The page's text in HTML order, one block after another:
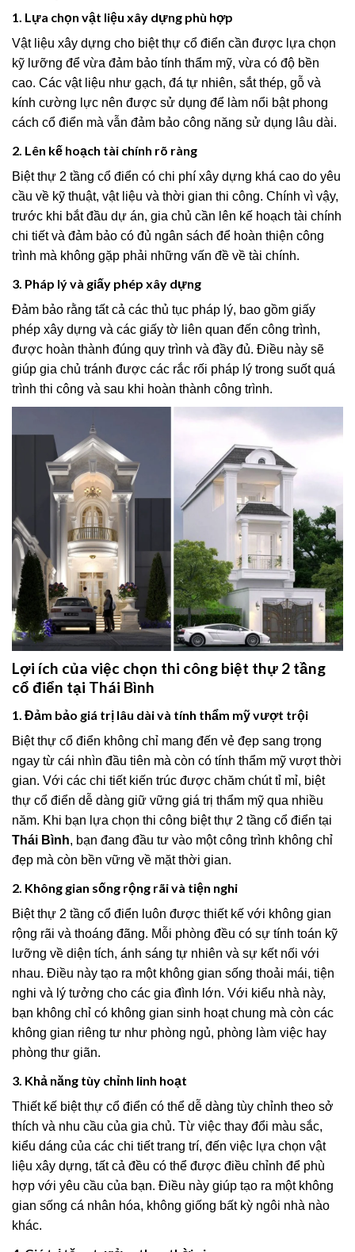
1. Lựa chọn vật liệu xây dựng phù hợp
Vật liệu xây dựng cho biệt thự cổ điển cần được lựa chọn
kỹ lưỡng để vừa đảm bảo tính thẩm mỹ, vừa có độ bền
cao. Các vật liệu như gạch, đá tự nhiên, sắt thép, gỗ và
kính cường lực nên được sử dụng để làm nổi bật phong
cách cổ điển mà vẫn đảm bảo công năng sử dụng lâu dài.
2. Lên kế hoạch tài chính rõ ràng
Biệt thự 2 tầng cổ điển có chi phí xây dựng khá cao do yêu
cầu về kỹ thuật, vật liệu và thời gian thi công. Chính vì vậy,
trước khi bắt đầu dự án, gia chủ cần lên kế hoạch tài chính
chi tiết và đảm bảo có đủ ngân sách để hoàn thiện công
trình mà không gặp phải những vấn đề về tài chính.
3. Pháp lý và giấy phép xây dựng
Đảm bảo rằng tất cả các thủ tục pháp lý, bao gồm giấy
phép xây dựng và các giấy tờ liên quan đến công trình,
được hoàn thành đúng quy trình và đầy đủ. Điều này sẽ
giúp gia chủ tránh được các rắc rối pháp lý trong suốt quá
trình thi công và sau khi hoàn thành công trình.
Lợi ích của việc chọn thi công biệt thự 2 tầng
cổ điển tại Thái Bình
1. Đảm bảo giá trị lâu dài và tính thẩm mỹ vượt trội
Biệt thự cổ điển không chỉ mang đến vẻ đẹp sang trọng
ngay từ cái nhìn đầu tiên mà còn có tính thẩm mỹ vượt thời
gian. Với các chi tiết kiến trúc được chăm chút tỉ mỉ, biệt
thự cổ điển dễ dàng giữ vững giá trị thẩm mỹ qua nhiều
năm. Khi bạn lựa chọn thi công biệt thự 2 tầng cổ điển tại
Thái Bình, bạn đang đầu tư vào một công trình không chỉ
đẹp mà còn bền vững về mặt thời gian.
2. Không gian sống rộng rãi và tiện nghi
Biệt thự 2 tầng cổ điển luôn được thiết kế với không gian
rộng rãi và thoáng đãng. Mỗi phòng đều có sự tính toán kỹ
lưỡng về diện tích, ánh sáng tự nhiên và sự kết nối với
nhau. Điều này tạo ra một không gian sống thoải mái, tiện
nghi và lý tưởng cho các gia đình lớn. Với kiểu nhà này,
bạn không chỉ có không gian sinh hoạt chung mà còn các
không gian riêng tư như phòng ngủ, phòng làm việc hay
phòng thư giãn.
3. Khả năng tùy chỉnh linh hoạt
Thiết kế biệt thự cổ điển có thể dễ dàng tùy chỉnh theo sở
thích và nhu cầu của gia chủ. Từ việc thay đổi màu sắc,
kiểu dáng của các chi tiết trang trí, đến việc lựa chọn vật
liệu xây dựng, tất cả đều có thể được điều chỉnh để phù
hợp với yêu cầu của bạn. Điều này giúp tạo ra một không
gian sống cá nhân hóa, không giống bất kỳ ngôi nhà nào
khác.